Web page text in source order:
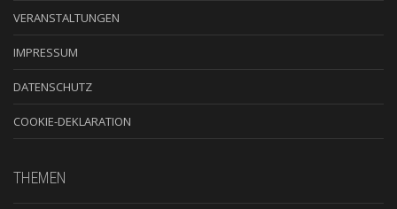
VERANSTALTUNGEN
IMPRESSUM
DATENSCHUTZ
COOKIE-DEKLARATION
THEMEN